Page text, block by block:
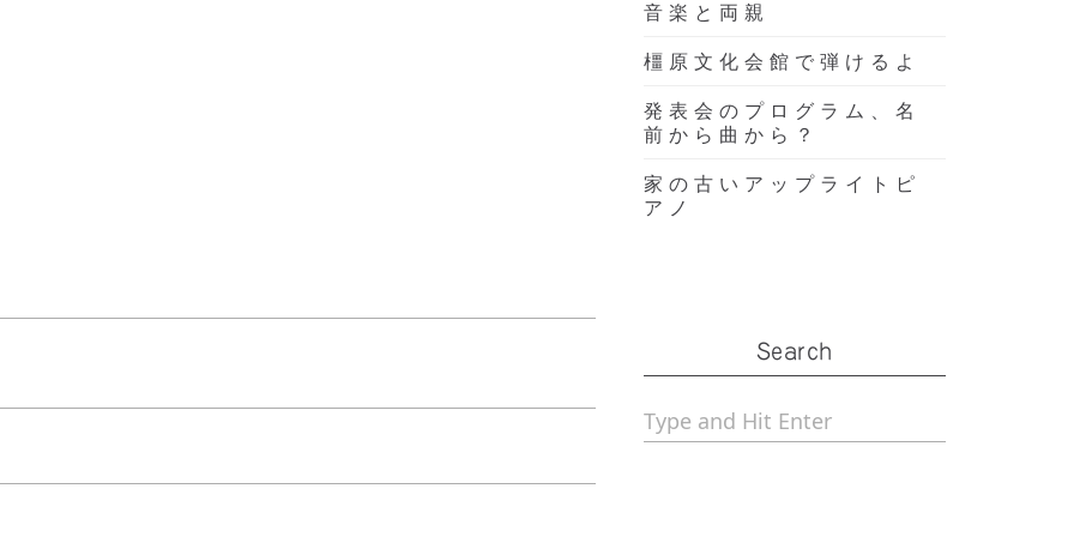
音楽と両親
橿原文化会館で弾けるよ
発表会のプログラム、名
前から曲から？
家の古いアップライトピ
アノ
Search